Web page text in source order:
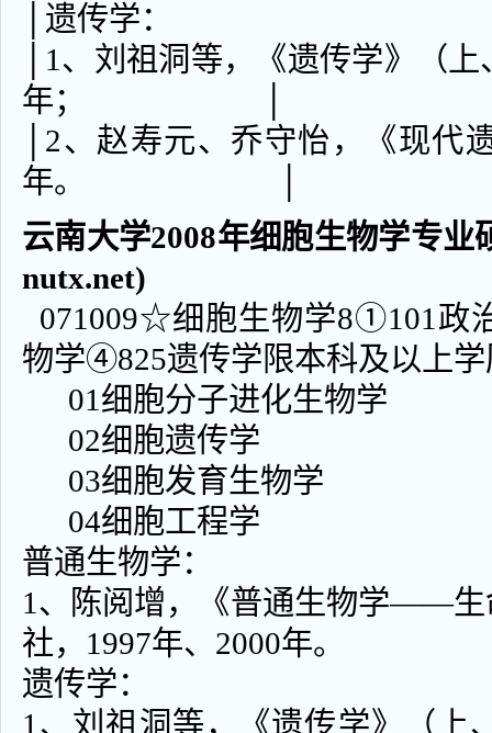
│遗传
│1、刘祖洞等，《遗传学》（
年； │
│2、赵寿元、乔守怡，《现代
年。 │
云南大学2008年细胞生物学专
nutx.net)
071009☆细胞生物学8①101政
物学④825遗传学限本科及以上学
01细胞分子进化生物学
02细胞遗传学
03细胞发育生物学
04细胞工程学
普通生物学：
1、陈阅增，《普通生物学——生
社，1997年、2000年。
遗传学：
1、刘祖洞等，《遗传学》（上